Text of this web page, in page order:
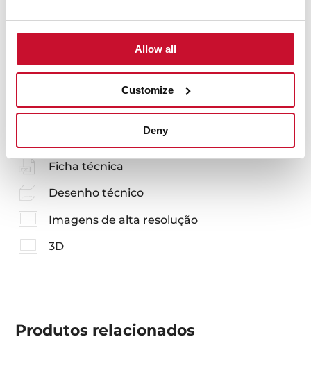
Allow all
Customize
Deny
Documentação
Ficha técnica
Desenho técnico
Imagens de alta resolução
3D
Produtos relacionados